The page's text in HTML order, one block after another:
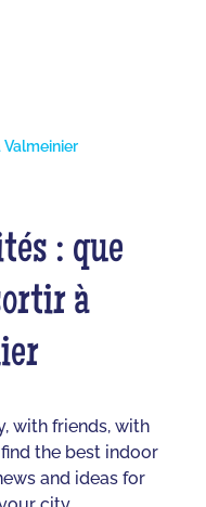
Valmeinier
: que
à
with friends, with
the best indoor
and ideas for